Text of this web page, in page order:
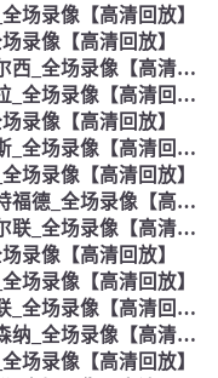
场录像【高清回放】
录像【高清回放】
2026年05月04日 诺丁汉森林VS切尔西_全场录像【高清回放】
2026年05月04日 热刺VS阿斯顿维拉_全场录像【高清回放】
录像【高清回放】
2026年05月03日 水晶宫VS伯恩茅斯_全场录像【高清回放】
场录像【高清回放】
2026年05月02日 西汉姆联VS布伦特福德_全场录像【高清回放】
2026年05月02日 布莱顿VS纽卡斯尔联_全场录像【高清回放】
录像【高清回放】
场录像【高清回放】
2026年04月28日 布伦特福德VS曼联_全场录像【高清回放】
2026年04月26日 纽卡斯尔联VS阿森纳_全场录像【高清回放】
场录像【高清回放】